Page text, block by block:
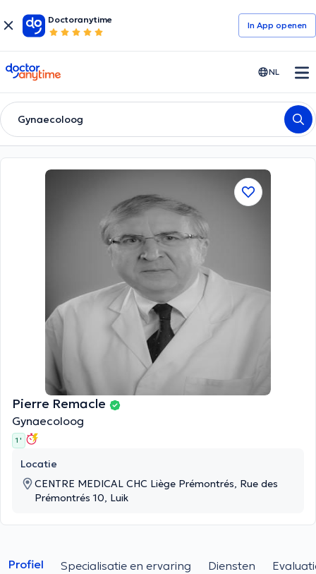
Doctoranytime
In App openen
doctoranytime NL
Gynaecoloog
Pierre Remacle
Gynaecoloog
1 '
Locatie
CENTRE MEDICAL CHC Liège Prémontrés, Rue des
Prémontrés 10, Luik
Profiel Specialisatie en ervaring Diensten